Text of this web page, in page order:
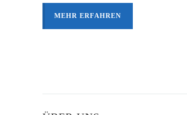
MEHR ERFAHREN